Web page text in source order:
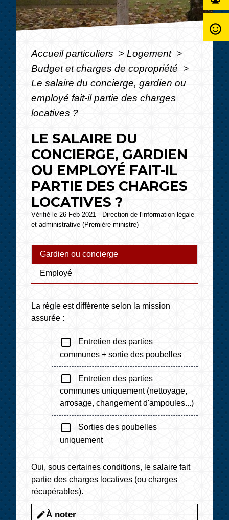
Accueil particuliers > Logement >
Budget et charges de copropriété >
Le salaire du concierge, gardien ou
employé fait-il partie des charges
locatives ?
LE SALAIRE DU
CONCIERGE, GARDIEN
OU EMPLOYÉ FAIT-IL
PARTIE DES CHARGES
LOCATIVES ?
Vérifié le 26 Feb 2021 - Direction de l'information légale
et administrative (Première ministre)
Gardien ou concierge
Employé
La règle est différente selon la mission
assurée :
check_box_outline_blank
Entretien des parties
communes + sortie des poubelles
check_box_outline_blank
Entretien des parties
communes uniquement (nettoyage,
arrosage, changement d'ampoules...)
check_box_outline_blank
Sorties des poubelles
uniquement
Oui, sous certaines conditions, le salaire fait
partie descharges locatives (ou charges
récupérables).
editÀ noter
sentiment_satisfied_alt